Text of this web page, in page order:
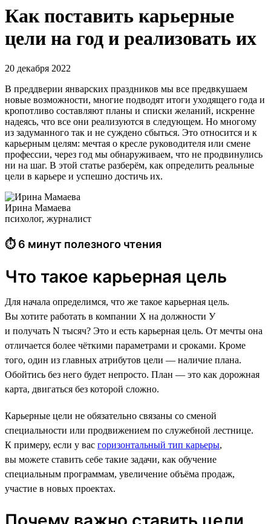
Как поставить карьерные
цели на год и реализовать их
20 декабря 2022
В преддверии январских праздников мы все предвкушаем
новые возможности, многие подводят итоги уходящего года и
кропотливо составляют планы и списки желаний, искренне
надеясь, что все они реализуются в следующем. Но многому
из задуманного так и не суждено сбыться. Это относится и к
карьерным целям: мечтая о кресле руководителя или смене
профессии, через год мы обнаруживаем, что не продвинулись
ни на шаг. В этой статье разберём, как определить реальные
цели в карьере и успешно достичь их.
Ирина Мамаева
психолог, журналист
⏱ 6 минут полезного чтения
Что такое карьерная цель
Для начала определимся, что же такое карьерная цель.
Вы хотите работать в компании Х на должности У
и получать N тысяч? Это и есть карьерная цель. От мечты она
отличается более чёткими параметрами и сроками. Кроме
того, один из главных атрибутов цели — наличие плана.
Обойтись без него будет непросто. План — это как дорожная
карта, двигаться без которой сложно.
Карьерные цели не обязательно связаны со сменой
специальности или продвижением по служебной лестнице.
К примеру, если у вас горизонтальный тип карьеры,
вы можете ставить себе такие задачи, как обучение
специальным программам, увеличение объёма продаж,
участие в новых проектах.